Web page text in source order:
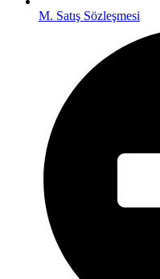
M. Satış Sözleşmesi